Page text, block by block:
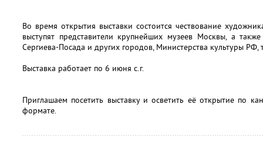
Во время открытия выставки состоится чествование
выступят представители крупнейших музеев Москвы, а
Сергиева-Посада и других городов, Министерства культуры РФ,
Выставка работает по 6 июня с.г.
Приглашаем посетить выставку и осветить её открытие по
формате.